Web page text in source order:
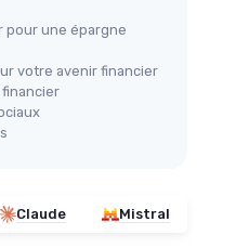
pour une épargne
votre avenir financier
Claude Mistral